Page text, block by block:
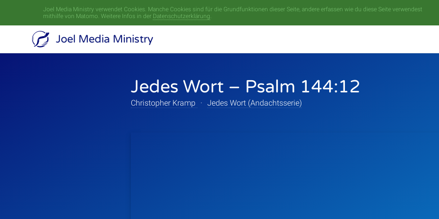
Joel Media Ministry verwendet Cookies. Manche Cookies sind für die Grundfunktionen dieser Seite, andere erfassen wie du diese Seite verwendest
mithilfe von Matomo. Weitere Infos in der Datenschutzerklärung.
Joel Media Ministry
Jedes Wort – Psalm 144:12
Christopher Kramp · Jedes Wort (Andachtsserie)